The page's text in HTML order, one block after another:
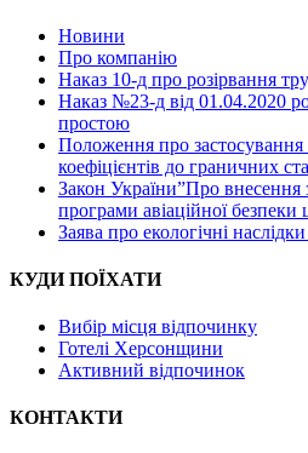
Новини
Про компанію
Наказ 10-д про розірвання
Наказ №23-д від 01.04.2020
простою
Положення про
коефіцієнтів до граничних
Закон України”Про внесення
програми авіаційної безпеки
Заява про екологічні наслідки
КУДИ ПОЇХАТИ
Вибір місця відпочинку
Готелі Херсонщини
Активний відпочинок
КОНТАКТИ